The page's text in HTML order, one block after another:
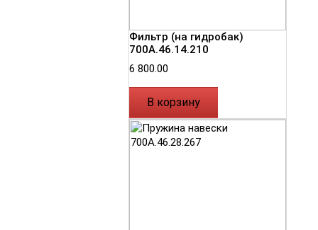
Фильтр (на гидробак)
700А.46.14.210
6 800.00
В корзину